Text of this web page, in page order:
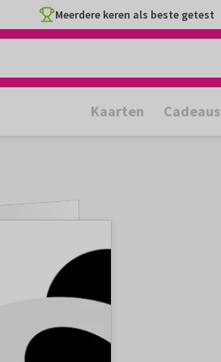
Meerdere keren als beste getest
Kaarten Cadeaus